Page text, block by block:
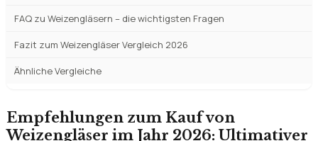
Empfehlungen zum Kauf von
Weizengläser im Jahr 2026: Ultimativer
FAQ zu Weizengläsern – die wichtigsten Fragen
Fazit zum Weizengläser Vergleich 2026
Ähnliche Vergleiche